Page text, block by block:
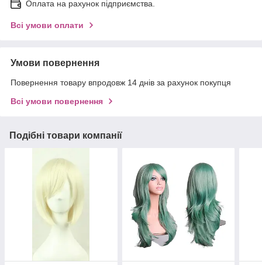
Оплата на рахунок підприємства.
Всі умови оплати
Умови повернення
Повернення товару впродовж 14 днів за рахунок покупця
Всі умови повернення
Подібні товари компанії